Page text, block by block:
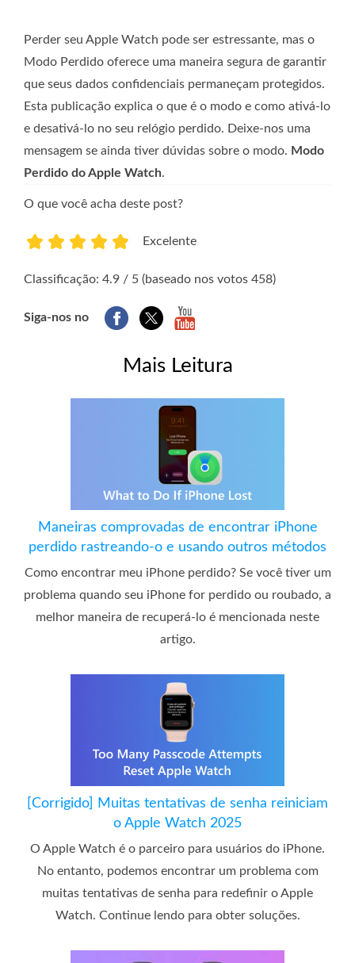
Perder seu Apple Watch pode ser estressante, mas o
Modo Perdido oferece uma maneira segura de garantir
que seus dados confidenciais permaneçam protegidos.
Esta publicação explica o que é o modo e como ativá-lo
e desativá-lo no seu relógio perdido. Deixe-nos uma
mensagem se ainda tiver dúvidas sobre o modo. Modo
Perdido do Apple Watch.
O que você acha deste post?
Excelente
Classificação: 4.9 / 5 (baseado nos votos 458)
Siga-nos no
Mais Leitura
Maneiras comprovadas de encontrar iPhone
perdido rastreando-o e usando outros métodos
Como encontrar meu iPhone perdido? Se você tiver um
problema quando seu iPhone for perdido ou roubado, a
melhor maneira de recuperá-lo é mencionada neste
artigo.
[Corrigido] Muitas tentativas de senha reiniciam
o Apple Watch 2025
O Apple Watch é o parceiro para usuários do iPhone.
No entanto, podemos encontrar um problema com
muitas tentativas de senha para redefinir o Apple
Watch. Continue lendo para obter soluções.